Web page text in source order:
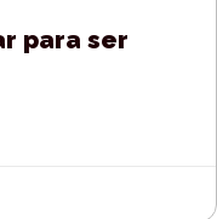
para ser